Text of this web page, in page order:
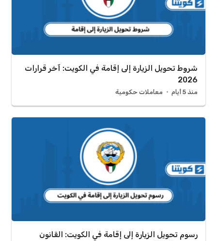
شروط تحويل الزيارة إلى إقامة في الكويت: آخر قرارات
2026
منذ 5 أيام معاملات حكومية
رسوم تحويل الزيارة إلى إقامة في الكويت: القانون